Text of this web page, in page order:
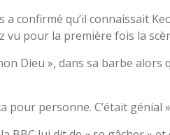
a confirmé qu’il connaissait
vu pour la première fois la
Dieu », dans sa barbe
pour personne. C’était génial